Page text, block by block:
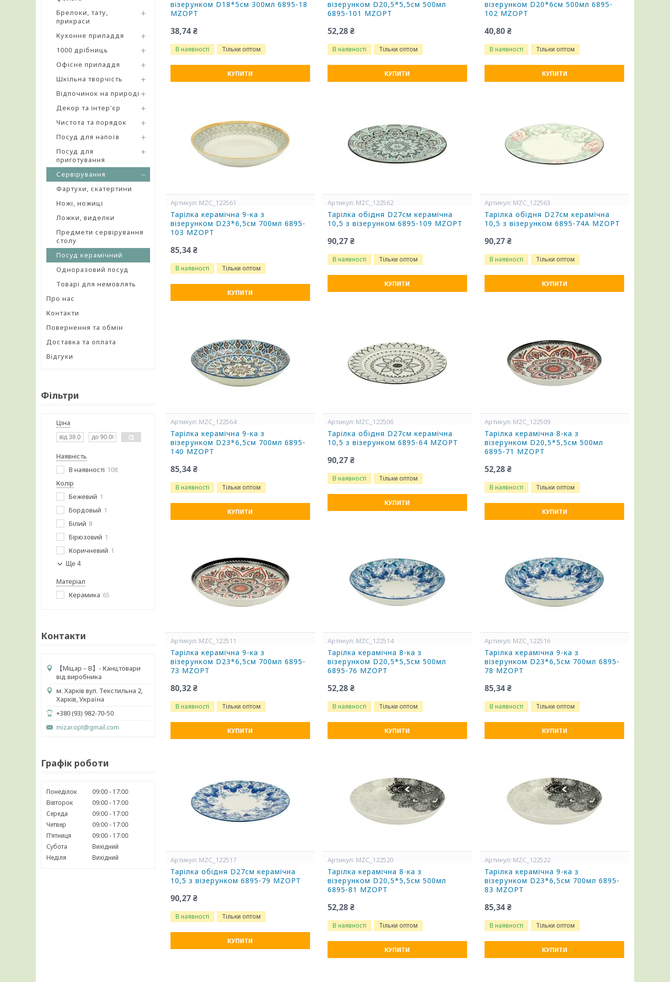
Брелоки, тату,
прикраси
Кухонне приладдя
1000 дрібниць
Офісне приладдя
Шкільна творчість
Відпочинок на природі
Декор та інтер'єр
Чистота та порядок
Посуд для напоїв
Посуд для
приготування
Сервірування
Фартухи, скатертини
Ножі, ножиці
Ложки, виделки
Предмети сервірування
столу
Посуд керамічний
Одноразовий посуд
Товарі для немовлять
Про нас
Контакти
Повернення та обмін
Доставка та оплата
Відгуки
Фільтри
Ціна
Наявність
В наявності 108
Колір
Бежевий 1
Бордовый 1
Білий 8
Бірюзовий 1
Коричневий 1
Ще 4
Матеріал
Керамика 65
Контакти
【 Міцар－В】- Канцтовари
від виробника
м. Харків вул. Текстильна 2,
Харків, Україна
+380 (93) 982-70-50
mizar.opt@gmail.com
Графік роботи
Понеділок 09:00
17:00
Вівторок
09:00
17:00
Середа
09:00
17:00
Четвер
09:00
17:00
Пʼятниця
09:00
17:00
Субота
Вихідний
Неділя
Вихідний
візерунком D18*5см 300мл 6895-18
MZOPT
38,74 ₴
В наявності Тільки оптом
КУПИТИ
візерунком D20,5*5,5см 500мл
6895-101 MZOPT
52,28 ₴
В наявності Тільки оптом
КУПИТИ
візерунком D20*6cм 500мл 6895-
102 MZOPT
40,80 ₴
В наявності Тільки оптом
КУПИТИ
MZC_122561
Тарілка керамічна 9-ка з
візерунком D23*6,5см 700мл 6895-
103 MZOPT
85,34 ₴
В наявності Тільки оптом
КУПИТИ
MZC_122562
Тарілка обідня D27см керамічна
10,5 з візерунком 6895-109 MZOPT
90,27 ₴
В наявності Тільки оптом
КУПИТИ
MZC_122563
Тарілка обідня D27см керамічна
10,5 з візерунком 6895-74A MZOPT
90,27 ₴
В наявності Тільки оптом
КУПИТИ
MZC_122564
Тарілка керамічна 9-ка з
візерунком D23*6,5см 700мл 6895-
140 MZOPT
85,34 ₴
В наявності Тільки оптом
КУПИТИ
MZC_122506
Тарілка обідня D27см керамічна
10,5 з візерунком 6895-64 MZOPT
90,27 ₴
В наявності Тільки оптом
КУПИТИ
MZC_122509
Тарілка керамічна 8-ка з
візерунком D20,5*5,5см 500мл
6895-71 MZOPT
52,28 ₴
В наявності Тільки оптом
КУПИТИ
MZC_122511
Тарілка керамічна 9-ка з
візерунком D23*6,5см 700мл 6895-
73 MZOPT
80,32 ₴
В наявності Тільки оптом
КУПИТИ
MZC_122514
Тарілка керамічна 8-ка з
візерунком D20,5*5,5см 500мл
6895-76 MZOPT
52,28 ₴
В наявності Тільки оптом
КУПИТИ
MZC_122516
Тарілка керамічна 9-ка з
візерунком D23*6,5см 700мл 6895-
78 MZOPT
85,34 ₴
В наявності Тільки оптом
КУПИТИ
MZC_122517
Тарілка обідня D27см керамічна
10,5 з візерунком 6895-79 MZOPT
90,27 ₴
В наявності Тільки оптом
КУПИТИ
MZC_122520
Тарілка керамічна 8-ка з
візерунком D20,5*5,5см 500мл
6895-81 MZOPT
52,28 ₴
В наявності Тільки оптом
КУПИТИ
MZC_122522
Тарілка керамічна 9-ка з
візерунком D23*6,5см 700мл 6895-
83 MZOPT
85,34 ₴
В наявності Тільки оптом
КУПИТИ